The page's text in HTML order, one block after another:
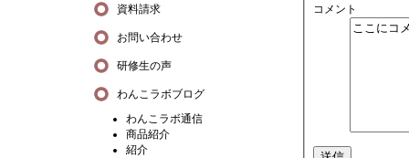
コメント
資料請求
お問い合わせ
研修生の声
わんこラボブログ
わんこラボ通信
商品紹介
紹介